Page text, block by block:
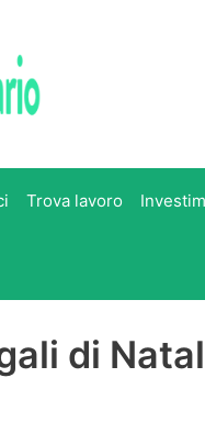
Trova lavoro
di